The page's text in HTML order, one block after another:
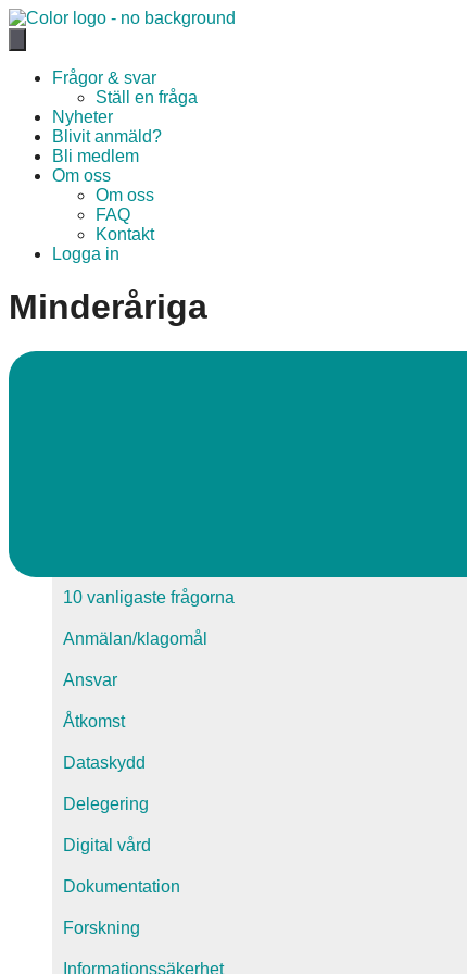
Hoppa
till
innehåll
Frågor & svar
Ställ en fråga
Nyheter
Blivit anmäld?
Bli medlem
Om oss
Om oss
FAQ
Kontakt
Logga in
Minderåriga
10 vanligaste frågorna
Anmälan/klagomål
Ansvar
Åtkomst
Dataskydd
Delegering
Digital vård
Dokumentation
Forskning
Informationssäkerhet